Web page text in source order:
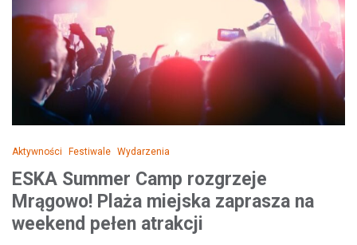
Aktywności Festiwale Wydarzenia
ESKA Summer Camp rozgrzeje
Mrągowo! Plaża miejska zaprasza na
weekend pełen atrakcji